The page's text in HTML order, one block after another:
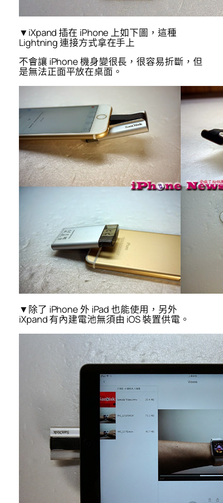
▼iXpand 插在 iPhone 上如下圖，這種
Lightning 連接方式拿在手上
不會讓 iPhone 機身變很長，很容易折斷，但
是無法正面平放在桌面。
▼除了 iPhone 外 iPad 也能使用，另外
iXpand 有內建電池無須由 iOS 裝置供電。